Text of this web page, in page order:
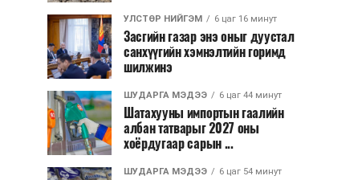
УЛСТӨР НИЙГЭМ 6 цаг 16 минут
Засгийн газар энэ оныг дуустал
санхүүгийн хэмнэлтийн горимд
шилжинэ
ШУДАРГА МЭДЭЭ 6 цаг 44 минут
Шатахууны импортын гаалийн
албан татварыг 2027 оны
хоёрдугаар сарын ...
ШУДАРГА МЭДЭЭ 6 цаг 54 минут